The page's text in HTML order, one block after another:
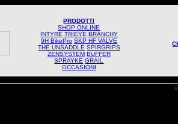
PRODOTTI
SHOP ONLINE
INTYRE TRIEYE BRANCHY
9H BikePro SKP HF VALVE
THE UNSADDLE SPIRGRIPS
ZENSYSTEM BUFFER
SPRAYKE GRAIL
OCCASIONI